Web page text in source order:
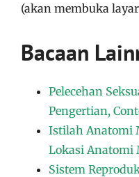
(akan membuka
Bacaan
Pelecehan
Pengertian,
Istilah Anatomi
Lokasi Anatomi
Sistem